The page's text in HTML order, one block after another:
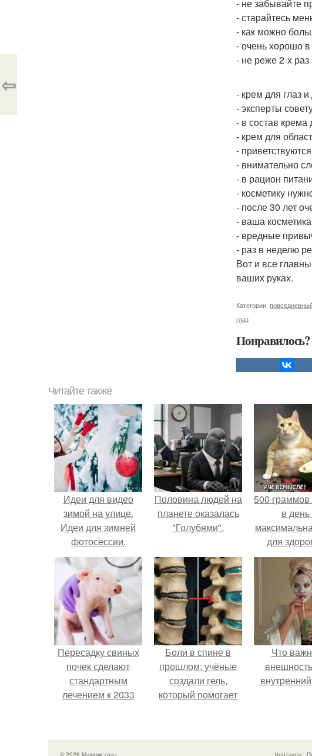
- не забывайте
- старайтесь
- как можно
- очень хорошо
- не реже 2-х
- крем для глаз
- эксперты
- в состав крема
- крем для
-
- внимательно
- в рацион
- косметику
- после 30 лет
- ваша
- вредные
- раз в неделю
Вот и все
ваших руках.
Категории:
глаз
Понравилось?
⇦
Читайте также
Идеи для видео
зимой на улице.
Идеи для зимней
фотосессии.
Настала зима и
выпал снежок,
погода прекрасная.
Половина людей на
планете оказалась
"Голубями".
500 граммов
в день
для
врачи.
Пересадку свиных
почек сделают
стандартным
лечением к 2033
Боли в спине в
прошлом: учёные
создали гель,
который помогает
диски.
Что
© 2026 Макияж глаз Контакты